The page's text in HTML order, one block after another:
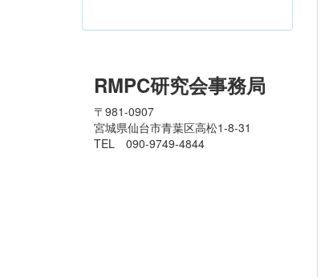
RMPC研究会事務局
〒981-0907
宮城県仙台市青葉区高松1-8-31
TEL 090-9749-4844